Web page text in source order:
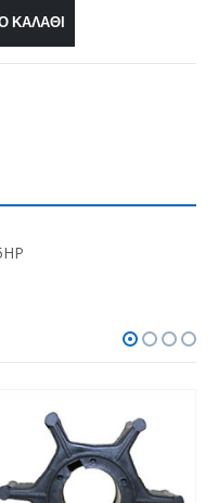
ΚΑΛΆΘΙ